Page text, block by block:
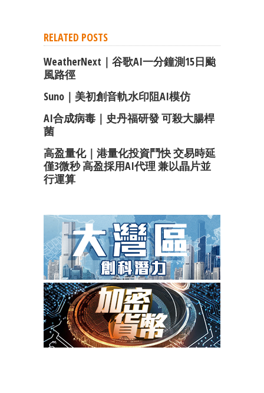
RELATED POSTS
WeatherNext｜谷歌AI一分鐘測15日颱
風路徑
Suno｜美初創音軌水印阻AI模仿
AI合成病毒｜史丹福研發 可殺大腸桿
菌
高盈量化｜港量化投資鬥快 交易時延
僅3微秒 高盈採用AI代理 兼以晶片並
行運算